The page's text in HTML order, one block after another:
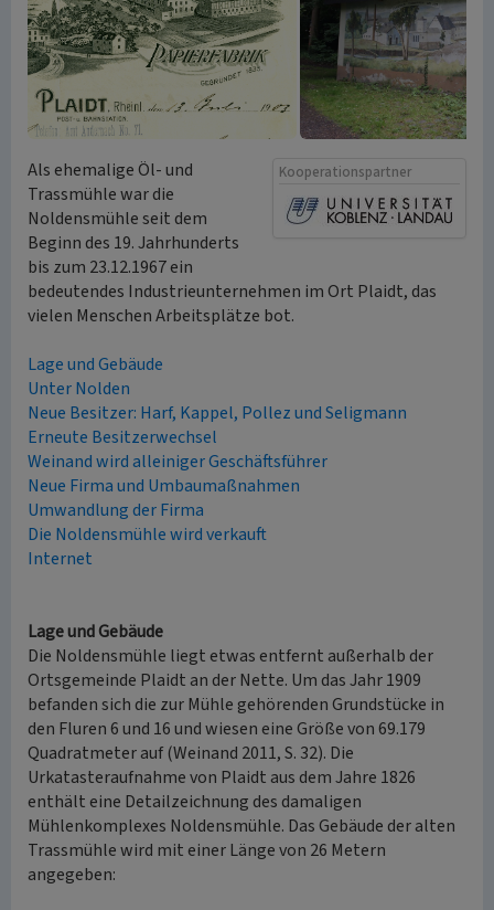
Kooperationspartner
Als ehemalige Öl- und
Trassmühle war die
Noldensmühle seit dem
Beginn des 19. Jahrhunderts
bis zum 23.12.1967 ein
bedeutendes Industrieunternehmen im Ort Plaidt, das
vielen Menschen Arbeitsplätze bot.
Lage und Gebäude
Unter Nolden
Neue Besitzer: Harf, Kappel, Pollez und Seligmann
Erneute Besitzerwechsel
Weinand wird alleiniger Geschäftsführer
Neue Firma und Umbaumaßnahmen
Umwandlung der Firma
Die Noldensmühle wird verkauft
Internet
Lage und Gebäude
Die Noldensmühle liegt etwas entfernt außerhalb der
Ortsgemeinde Plaidt an der Nette. Um das Jahr 1909
befanden sich die zur Mühle gehörenden Grundstücke in
den Fluren 6 und 16 und wiesen eine Größe von 69.179
Quadratmeter auf (Weinand 2011, S. 32). Die
Urkatasteraufnahme von Plaidt aus dem Jahre 1826
enthält eine Detailzeichnung des damaligen
Mühlenkomplexes Noldensmühle. Das Gebäude der alten
Trassmühle wird mit einer Länge von 26 Metern
angegeben: